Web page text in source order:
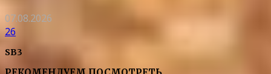
07.08.2026
26
SB3